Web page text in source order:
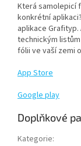
Která samolepicí
konkrétní aplikaci?
aplikace Grafityp.
technickým
fólii ve vaší zemi
App Store
Google play
Doplňkové
Kategorie: